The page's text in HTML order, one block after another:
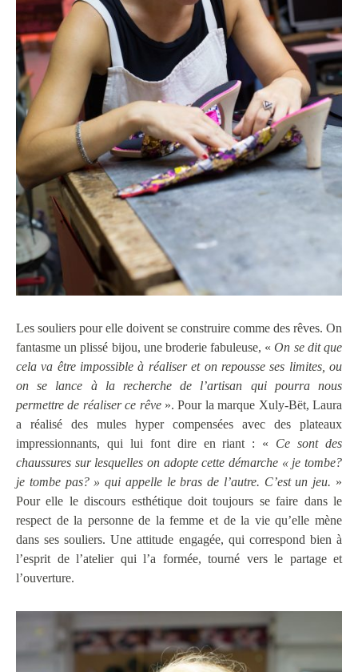
Les souliers pour elle doivent se construire comme des rêves. On
fantasme un plissé bijou, une broderie fabuleuse, «On se dit que
cela va être impossible à réaliser et on repousse ses limites, ou
on se lance à la recherche de l’artisan qui pourra nous
permettre de réaliser ce rêve ». Pour la marque Xuly-Bët, Laura
a réalisé des mules hyper compensées avec des plateaux
impressionnants, qui lui font dire en riant : « Ce sont des
chaussures sur lesquelles on adopte cette démarche « je tombe?
je tombe pas? » qui appelle le bras de l’autre. C’est un jeu. »
Pour elle le discours esthétique doit toujours se faire dans le
respect de la personne de la femme et de la vie qu’elle mène
dans ses souliers. Une attitude engagée, qui correspond bien à
l’esprit de l’atelier qui l’a formée, tourné vers le partage et
l’ouverture.